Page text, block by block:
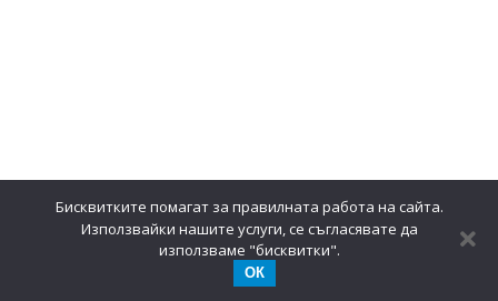
Бисквитките помагат за правилната работа на сайта.
Използвайки нашите услуги, се съгласявате да
използваме "бисквитки".
ОК